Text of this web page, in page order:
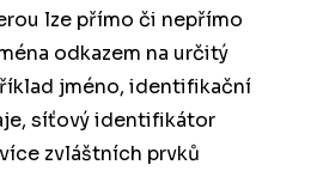
lze přímo či nepřímo
odkazem na určitý
jméno, identifikační
síťový identifikátor
zvláštních prvků